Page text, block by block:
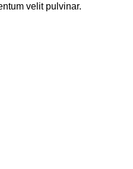
velit pulvinar.